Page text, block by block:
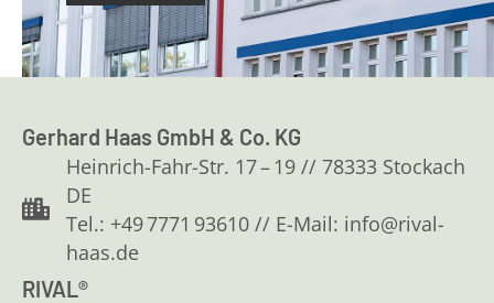
Gerhard Haas GmbH & Co. KG
Heinrich-Fahr-Str. 17 – 19 // 78333 Stockach
DE
Tel.: +49 7771 93610 // E-Mail: info@rival-
haas.de
RIVAL®